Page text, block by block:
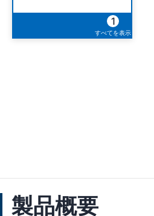
1
すべてを表示
製品概要